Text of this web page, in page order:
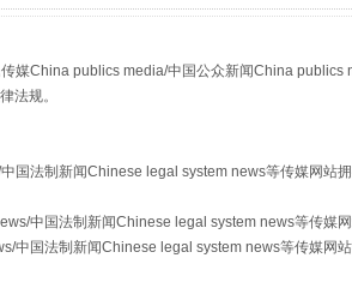
山西：不断增强治理腐败
媒China publics media/中国公众新闻China publics
法规。
国法制新闻Chinese legal system news等传媒网站
中国法制新闻Chinese legal system news等传媒
中国法制新闻Chinese legal system news等传媒网